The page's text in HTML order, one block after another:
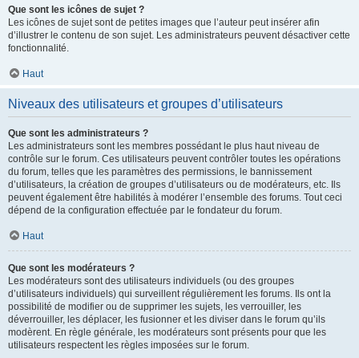
Que sont les icônes de sujet ?
Les icônes de sujet sont de petites images que l’auteur peut insérer afin
d’illustrer le contenu de son sujet. Les administrateurs peuvent désactiver cette
fonctionnalité.
Haut
Niveaux des utilisateurs et groupes d’utilisateurs
Que sont les administrateurs ?
Les administrateurs sont les membres possédant le plus haut niveau de
contrôle sur le forum. Ces utilisateurs peuvent contrôler toutes les opérations
du forum, telles que les paramètres des permissions, le bannissement
d’utilisateurs, la création de groupes d’utilisateurs ou de modérateurs, etc. Ils
peuvent également être habilités à modérer l’ensemble des forums. Tout ceci
dépend de la configuration effectuée par le fondateur du forum.
Haut
Que sont les modérateurs ?
Les modérateurs sont des utilisateurs individuels (ou des groupes
d’utilisateurs individuels) qui surveillent régulièrement les forums. Ils ont la
possibilité de modifier ou de supprimer les sujets, les verrouiller, les
déverrouiller, les déplacer, les fusionner et les diviser dans le forum qu’ils
modèrent. En règle générale, les modérateurs sont présents pour que les
utilisateurs respectent les règles imposées sur le forum.